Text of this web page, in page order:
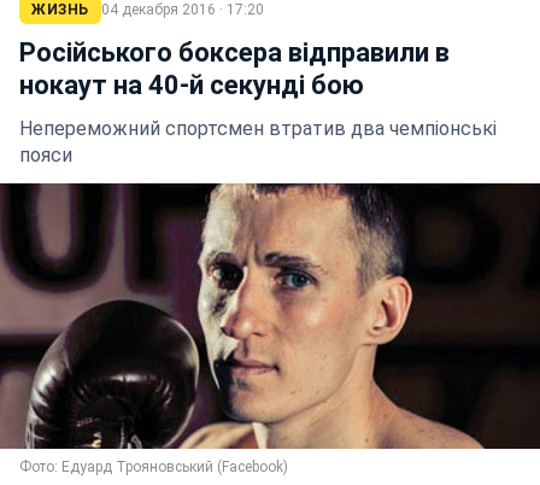
ЖИЗНЬ 04 декабря 2016 · 17:20
Російського боксера відправили в
нокаут на 40-й секунді бою
Непереможний спортсмен втратив два чемпіонські
пояси
Фото: Едуард Трояновський (Facebook)